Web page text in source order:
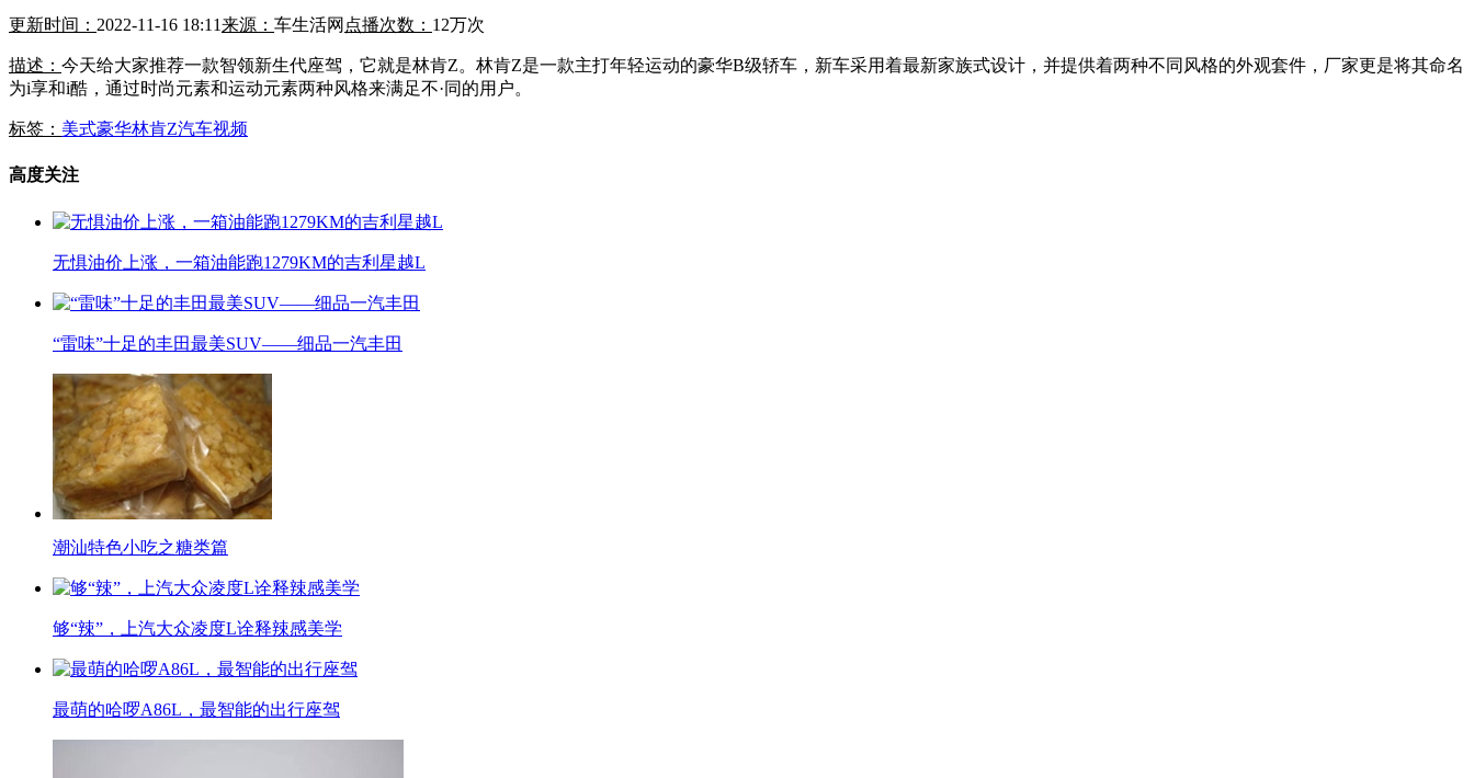
更新时间： 2022-11-16 18:11来源： 车生活网 点播次数： 12万次
描述： 今天给大家推荐一款智领新生代座驾，它就是林肯Z。林肯Z是一款主打年轻运动的豪华B级轿车，新车采用着最新家族式设计，并提供着两种不同风格的外观套件，厂家更是将其命名
为i享和i酷，通过时尚元素和运动元素两种风格来满足不·同的用户。
标签： 美式豪华林肯Z汽车视频
高度关注
无惧油价上涨，一箱油能跑1279KM的吉利星越L
“雷味”十足的丰田最美SUV——细品一汽丰田
潮汕特色小吃之糖类篇
够“辣”，上汽大众凌度L诠释辣感美学
最萌的哈啰A86L，最智能的出行座驾